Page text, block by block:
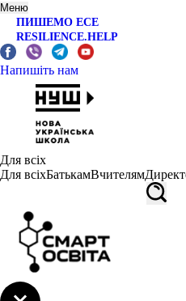
Меню
ПИШЕМО ЕСЕ
RESILIENCE.HELP
Напишіть нам
Для всіх
Для всіхБатькамВчителям